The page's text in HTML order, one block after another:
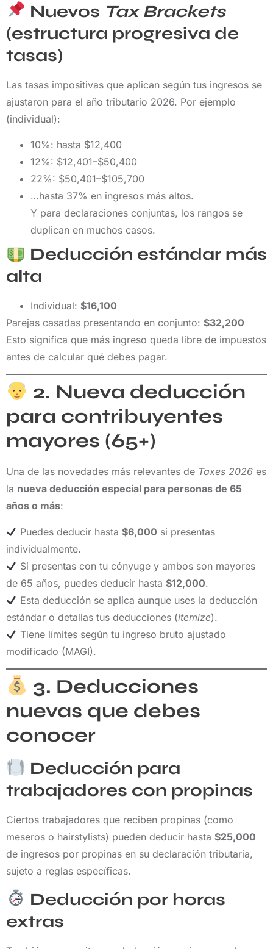
Nuevos Tax Brackets
(estructura progresiva de
tasas)
Las tasas impositivas que aplican según tus ingresos se
ajustaron para el año tributario 2026. Por ejemplo
(individual):
10%: hasta $12,400
12%: $12,401–$50,400
22%: $50,401–$105,700
…hasta 37% en ingresos más altos.
Y para declaraciones conjuntas, los rangos se
duplican en muchos casos.
Deducción estándar más
alta
Individual: $16,100
Parejas casadas presentando en conjunto: $32,200
Esto significa que más ingreso queda libre de impuestos
antes de calcular qué debes pagar.
2. Nueva deducción
para contribuyentes
mayores (65+)
Una de las novedades más relevantes de Taxes 2026 es
la nueva deducción especial para personas de 65
años o más:
Puedes deducir hasta$6,000 si presentas
individualmente.
Si presentas con tu cónyuge y ambos son mayores
de 65 años, puedes deducir hasta $12,000.
Esta deducción se aplica aunque uses la deducción
estándar o detallas tus deducciones (itemize).
Tiene límites según tu ingreso bruto ajustado
modificado (MAGI).
3. Deducciones
nuevas que debes
conocer
Deducción para
trabajadores con propinas
Ciertos trabajadores que reciben propinas (como
meseros o hairstylists) pueden deducir hasta $25,000
de ingresos por propinas en su declaración tributaria,
sujeto a reglas específicas.
Deducción por horas
extras